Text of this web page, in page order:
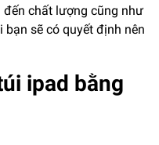
chất lượng cũng như
sẽ có quyết định nên
ipad bằng